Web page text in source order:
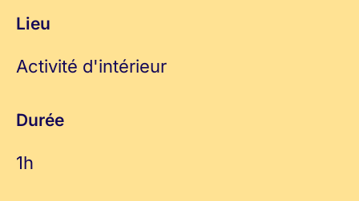
Lieu
Activité d'intérieur
Durée
1h